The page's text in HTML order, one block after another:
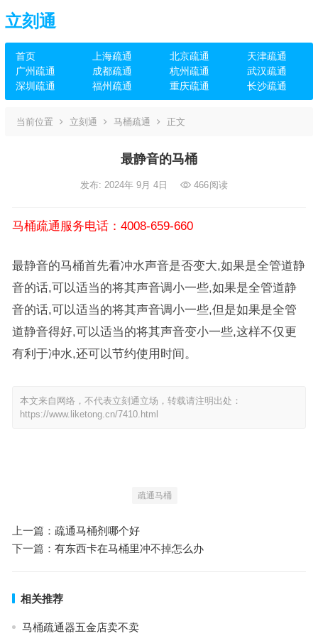
立刻通
首页 上海疏通 北京疏通
天津疏通
广州疏通
成都疏通 杭州疏通
武汉疏通
深圳疏通
福州疏通 重庆疏通 长沙疏通
当前位置 立刻通 马桶疏通 正文
最静音的马桶
发布: 2024年 9月 4日 466阅读
马桶疏通服务电话：4008-659-660
最静音的马桶首先看冲水声音是否变大,如果是全管道静
音的话,可以适当的将其声音调小一些,如果是全管道静
音的话,可以适当的将其声音调小一些,但是如果是全管
道静音得好,可以适当的将其声音变小一些,这样不仅更
有利于冲水,还可以节约使用时间。
本文来自网络，不代表立刻通立场，转载请注明出处：
https://www.liketong.cn/7410.html
疏通马桶
上一篇： 疏通马桶剂哪个好
下一篇： 有东西卡在马桶里冲不掉怎么办
相关推荐
马桶疏通器五金店卖不卖